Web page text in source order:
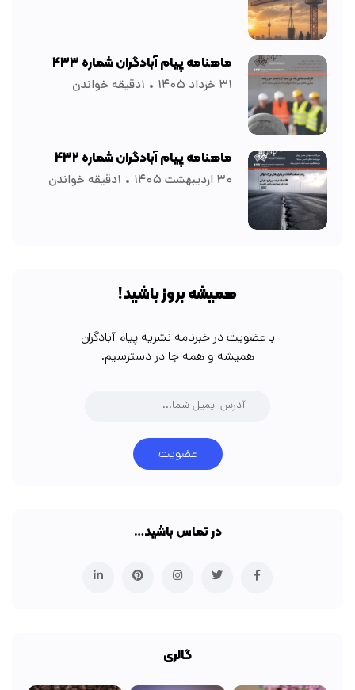
ماهنامه پیام آبادگران شماره ۴۳۳
۳۱ خرداد ۱۴۰۵ ۱دقیقه خواندن
ماهنامه پیام آبادگران شماره ۴۳۲
۳۰ اردیبهشت ۱۴۰۵ ۱دقیقه خواندن
همیشه بروز باشید!
با عضویت در خبرنامه نشریه پیام آبادگران
همیشه و همه جا در دسترسیم.
عضویت
در تماس باشید…
گالری